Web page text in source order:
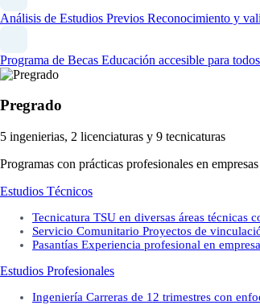
Análisis de Estudios Previos Reconocimiento y
Programa de Becas Educación accesible para
Pregrado
5 ingenierias, 2 licenciaturas y 9 tecnicaturas
Programas con prácticas profesionales en
Estudios Técnicos
Tecnicatura TSU en diversas áreas técnicas
Servicio Comunitario Proyectos de
Pasantías Experiencia profesional en
Estudios Profesionales
Ingeniería Carreras de 12 trimestres con